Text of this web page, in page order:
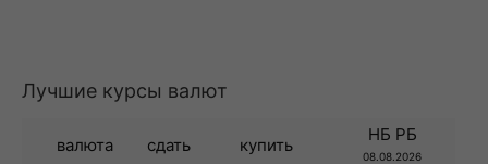
Лучшие курсы валют
валюта сдать купить
НБ РБ
08.08.2026